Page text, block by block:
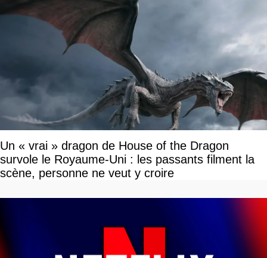
Un « vrai » dragon de House of the Dragon
survole le Royaume-Uni : les passants filment la
scène, personne ne veut y croire